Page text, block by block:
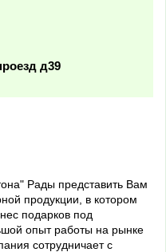
д39
Рады представить Вам
продукции, в котором
подарков под
опыт работы на рынке
сотрудничает с